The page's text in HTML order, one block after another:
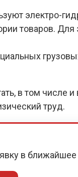
электро-
товаров.
в том числе
труд.
в